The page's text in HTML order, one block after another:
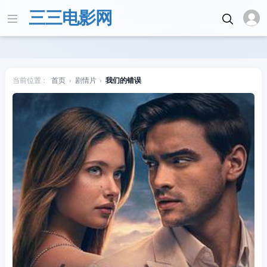
三三电影网
当前位置： 首页 › 剧情片 › 我们的错误